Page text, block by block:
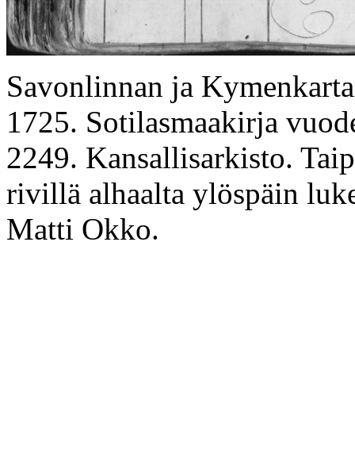
Savonlinnan ja
1725. Sotilasmaakirja
2249. Kansallisarkisto.
rivillä alhaalta ylöspäin
Matti Okko.